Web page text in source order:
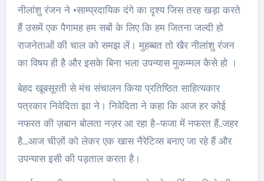
नीलांशु रंजन ने •साम्प्रदायिक दंगे का दृश्य जिस तरह खड़ा करते
हैं उसमें एक पैगामह हम सबों के लिए कि हम जितना जल्दी हो
राजनेताओं की चाल को समझ लें। मुहब्बत तो खैर नीलांशु रंजन
का विषय ही है और इसके बिना भला उपन्यास मुकम्मल कैसे हो ।
बेहद खूबसूरती से मंच संचालन किया प्रतिष्ठित साहित्यकार
पत्रकार निवेदिता झा ने। निवेदिता ने कहा कि आज हर कोई
नफरत की ज़बान बोलता नज़र आ रहा है-फजा में नफरत हैं..जहर
है…आज चीज़ों को लेकर एक खास नैरेटिव्स बनाए जा रहे हैं और
उपन्यास इसी की पड़ताल करता है।